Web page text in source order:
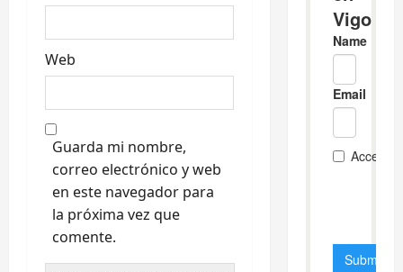
Web
Guarda mi nombre,
correo electrónico y web
en este navegador para
la próxima vez que
comente.